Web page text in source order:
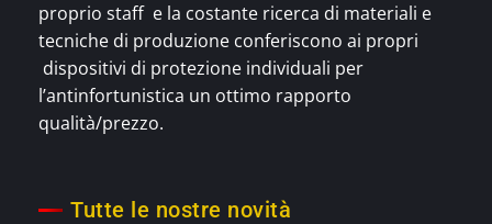
proprio staff e la costante ricerca di materiali e
tecniche di produzione conferiscono ai propri
dispositivi di protezione individuali per
l’antinfortunistica un ottimo rapporto
qualità/prezzo.
Tutte le nostre novità